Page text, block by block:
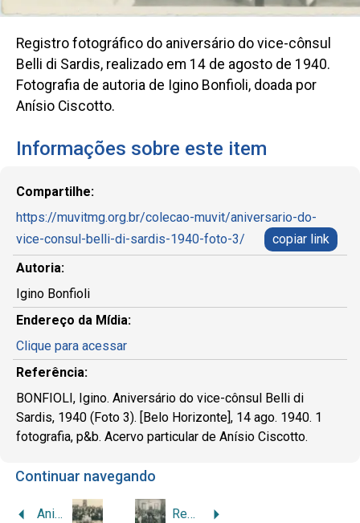
Registro fotográfico do aniversário do vice-cônsul
Belli di Sardis, realizado em 14 de agosto de 1940.
Fotografia de autoria de Igino Bonfioli, doada por
Anísio Ciscotto.
Informações sobre este item
Compartilhe:
https://muvitmg.org.br/colecao-muvit/aniversario-do-
vice-consul-belli-di-sardis-1940-foto-3/
copiar link
Autoria:
Igino Bonfioli
Endereço da Mídia:
Clique para acessar
Referência:
BONFIOLI, Igino. Aniversário do vice-cônsul Belli di
Sardis, 1940 (Foto 3). [Belo Horizonte], 14 ago. 1940. 1
fotografia, p&b. Acervo particular de Anísio Ciscotto.
Continuar navegando
Aniversário do vice-cônsul Belli di Sardis, 1940 (Foto 2) Reunião na Casa d’Italia